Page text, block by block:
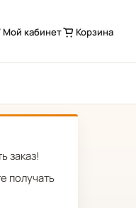
Мой кабинет Корзина
заказ!
получать